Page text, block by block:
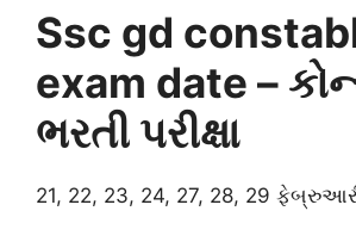
Ssc gd
exam date –
ભરતી પરીક્ષા
21, 22, 23, 24, 27, 28, 29